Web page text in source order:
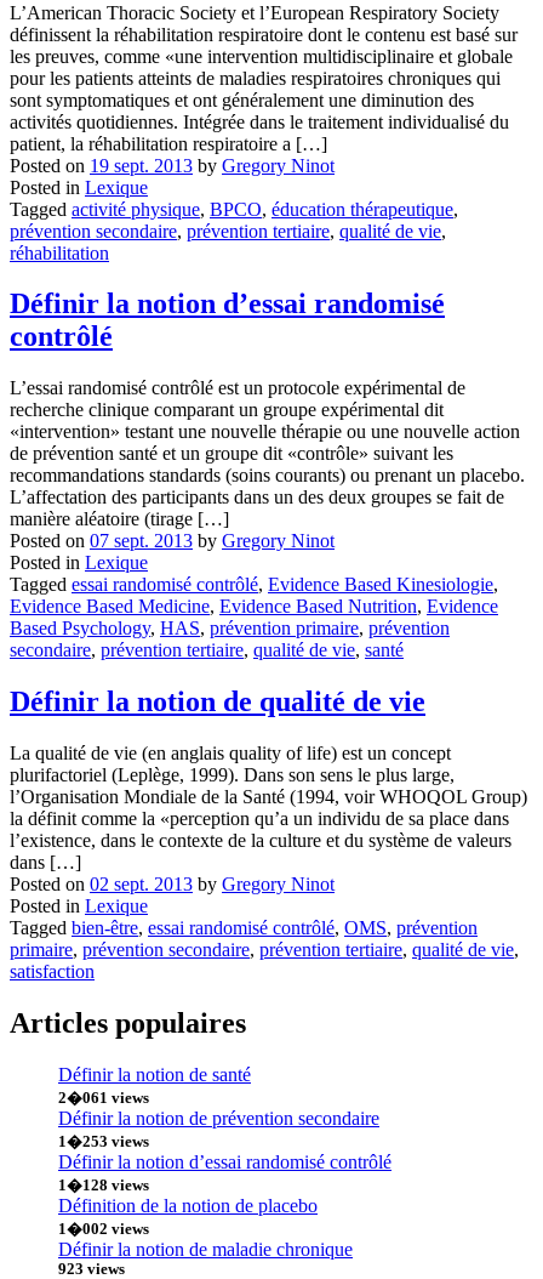
L’American Thoracic Society et l’European Respiratory Society
définissent la réhabilitation respiratoire dont le contenu est basé sur
les preuves, comme «une intervention multidisciplinaire et globale
pour les patients atteints de maladies respiratoires chroniques qui
sont symptomatiques et ont généralement une diminution des
activités quotidiennes. Intégrée dans le traitement individualisé du
patient, la réhabilitation respiratoire a […]
Posted on 19 sept. 2013 by Gregory Ninot
Posted in Lexique
Tagged activité physique, BPCO, éducation thérapeutique,
prévention secondaire, prévention tertiaire, qualité de vie,
réhabilitation
Définir la notion d’essai randomisé
contrôlé
L’essai randomisé contrôlé est un protocole expérimental de
recherche clinique comparant un groupe expérimental dit
«intervention» testant une nouvelle thérapie ou une nouvelle action
de prévention santé et un groupe dit «contrôle» suivant les
recommandations standards (soins courants) ou prenant un placebo.
L’affectation des participants dans un des deux groupes se fait de
manière aléatoire (tirage […]
Posted on 07 sept. 2013 by Gregory Ninot
Posted in Lexique
Tagged essai randomisé contrôlé, Evidence Based Kinesiologie,
Evidence Based Medicine, Evidence Based Nutrition, Evidence
Based Psychology, HAS, prévention primaire, prévention
secondaire, prévention tertiaire, qualité de vie, santé
Définir la notion de qualité de vie
La qualité de vie (en anglais quality of life) est un concept
plurifactoriel (Leplège, 1999). Dans son sens le plus large,
l’Organisation Mondiale de la Santé (1994, voir WHOQOL Group)
la définit comme la «perception qu’a un individu de sa place dans
l’existence, dans le contexte de la culture et du système de valeurs
dans […]
Posted on 02 sept. 2013 by Gregory Ninot
Posted in Lexique
Tagged bien-être, essai randomisé contrôlé, OMS, prévention
primaire, prévention secondaire, prévention tertiaire, qualité de vie,
satisfaction
Articles populaires
Définir la notion de santé
2�061 views
Définir la notion de prévention secondaire
1�253 views
Définir la notion d’essai randomisé contrôlé
1�128 views
Définition de la notion de placebo
1�002 views
Définir la notion de maladie chronique
923 views